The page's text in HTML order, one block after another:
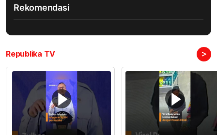
Rekomendasi
Republika TV >